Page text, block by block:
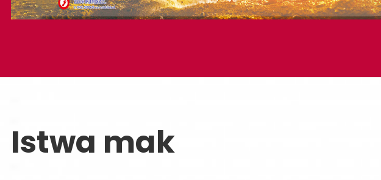
Istwa mak